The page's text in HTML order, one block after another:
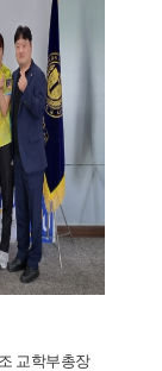
교학부총장